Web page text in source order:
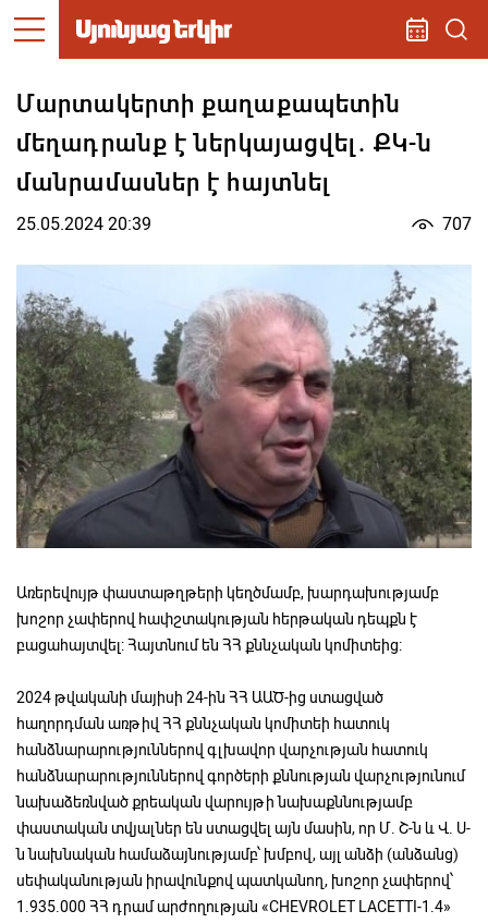
Մարտակերտի քաղաքապետին
մեղադրանք է ներկայացվել. ՔԿ-ն
մանրամասներ է հայտնել
25.05.2024 20:39 707
Առերեվույթ փաստաթղթերի կեղծմամբ, խարդախությամբ
խոշոր չափերով հափշտակության հերթական դեպքն է
բացահայտվել: Հայտնում են ՀՀ քննչական կոմիտեից:
2024 թվականի մայիսի 24-ին ՀՀ ԱԱԾ-ից ստացված
հաղորդման առթիվ ՀՀ քննչական կոմիտեի հատուկ
հանձնարարություններով գլխավոր վարչության հատուկ
հանձնարարություններով գործերի քննության վարչությունում
նախաձեռնված քրեական վարույթի նախաքննությամբ
փաստական տվյալներ են ստացվել այն մասին, որ Մ. Շ-ն և Վ. Ս-
ն նախնական համաձայնությամբ՝ խմբով, այլ անձի (անձանց)
սեփականության իրավունքով պատկանող, խոշոր չափերով՝
1.935.000 ՀՀ դրամ արժողության «CHEVROLET LACETTI-1.4»